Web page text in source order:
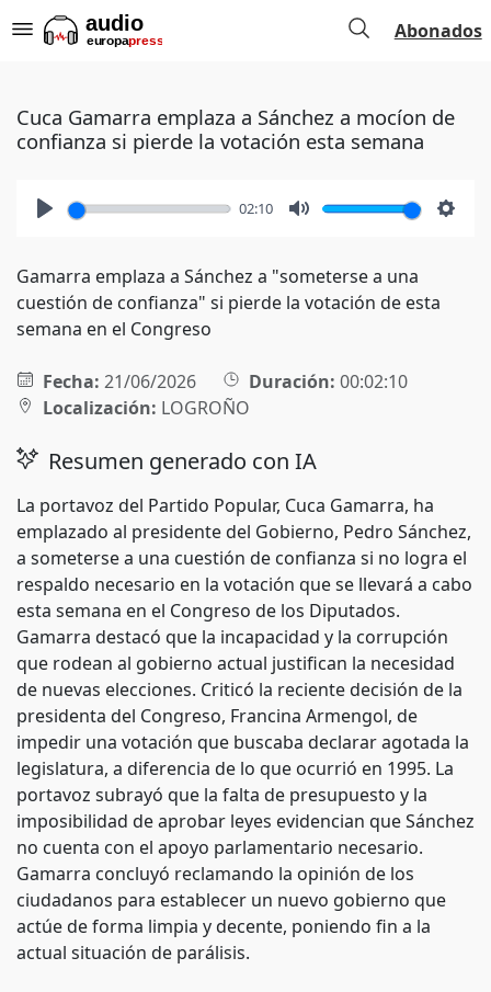
Abonados
Cuca Gamarra emplaza a Sánchez a mocíon de
confianza si pierde la votación esta semana
02:10
Gamarra emplaza a Sánchez a "someterse a una
cuestión de confianza" si pierde la votación de esta
semana en el Congreso
Fecha: 21/06/2026 Duración: 00:02:10
Localización: LOGROÑO
Resumen generado con IA
La portavoz del Partido Popular, Cuca Gamarra, ha
emplazado al presidente del Gobierno, Pedro Sánchez,
a someterse a una cuestión de confianza si no logra el
respaldo necesario en la votación que se llevará a cabo
esta semana en el Congreso de los Diputados.
Gamarra destacó que la incapacidad y la corrupción
que rodean al gobierno actual justifican la necesidad
de nuevas elecciones. Criticó la reciente decisión de la
presidenta del Congreso, Francina Armengol, de
impedir una votación que buscaba declarar agotada la
legislatura, a diferencia de lo que ocurrió en 1995. La
portavoz subrayó que la falta de presupuesto y la
imposibilidad de aprobar leyes evidencian que Sánchez
no cuenta con el apoyo parlamentario necesario.
Gamarra concluyó reclamando la opinión de los
ciudadanos para establecer un nuevo gobierno que
actúe de forma limpia y decente, poniendo fin a la
actual situación de parálisis.